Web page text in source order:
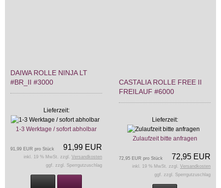
DAIWA ROLLE NINJA LT
#BR_II #3000
Lieferzeit:
1-3 Werktage / sofort abholbar
91,99 EUR
91,99 EUR pro Stück
inkl. 19 % MwSt. zzgl. Versandkosten
ggf. zzgl. Sperrgutzuschlag
CASTALIA ROLLE FREE II
FREILAUF #6000
Lieferzeit:
Zulaufzeit bitte anfragen
72,95 EUR
72,95 EUR pro Stück
inkl. 19 % MwSt. zzgl. Versandkosten
ggf. zzgl. Sperrgutzuschlag